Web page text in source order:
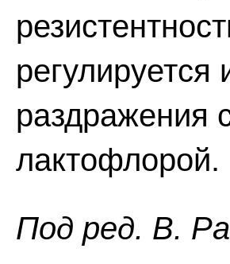
регулируется
раздражения
лактофлорой.
Пoд peд. В.